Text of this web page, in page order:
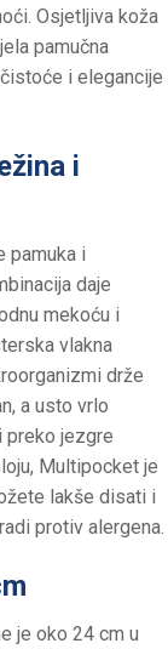
Osjetljiva koža
pamučna
i elegancije
i
pamuka i
daje
mekoću i
vlakna
drže
a usto vrlo
preko jezgre
Multipocket je
lakše disati i
protiv alergena.
je oko 24 cm u